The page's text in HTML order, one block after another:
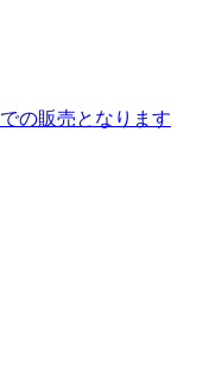
での販売となります